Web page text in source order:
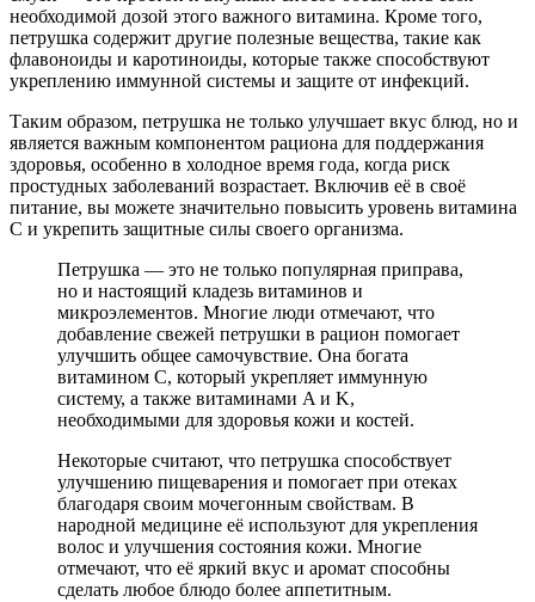
необходимой дозой этого важного витамина. Кроме того,
петрушка содержит другие полезные вещества, такие как
флавоноиды и каротиноиды, которые также способствуют
укреплению иммунной системы и защите от инфекций.
Таким образом, петрушка не только улучшает вкус блюд, но и
является важным компонентом рациона для поддержания
здоровья, особенно в холодное время года, когда риск
простудных заболеваний возрастает. Включив её в своё
питание, вы можете значительно повысить уровень витамина
С и укрепить защитные силы своего организма.
Петрушка — это не только популярная приправа,
но и настоящий кладезь витаминов и
микроэлементов. Многие люди отмечают, что
добавление свежей петрушки в рацион помогает
улучшить общее самочувствие. Она богата
витамином C, который укрепляет иммунную
систему, а также витаминами A и K,
необходимыми для здоровья кожи и костей.
Некоторые считают, что петрушка способствует
улучшению пищеварения и помогает при отеках
благодаря своим мочегонным свойствам. В
народной медицине её используют для укрепления
волос и улучшения состояния кожи. Многие
отмечают, что её яркий вкус и аромат способны
сделать любое блюдо более аппетитным.